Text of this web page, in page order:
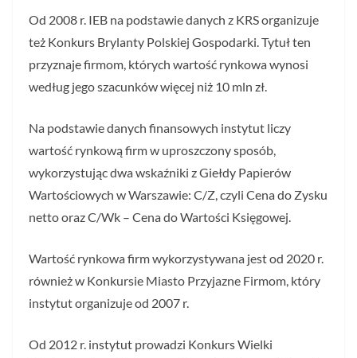
Od 2008 r. IEB na podstawie danych z KRS organizuje
też Konkurs Brylanty Polskiej Gospodarki. Tytuł ten
przyznaje firmom, których wartość rynkowa wynosi
według jego szacunków więcej niż 10 mln zł.
Na podstawie danych finansowych instytut liczy
wartość rynkową firm w uproszczony sposób,
wykorzystując dwa wskaźniki z Giełdy Papierów
Wartościowych w Warszawie: C/Z, czyli Cena do Zysku
netto oraz C/Wk – Cena do Wartości Księgowej.
Wartość rynkowa firm wykorzystywana jest od 2020 r.
również w Konkursie Miasto Przyjazne Firmom, który
instytut organizuje od 2007 r.
Od 2012 r. instytut prowadzi Konkurs Wielki